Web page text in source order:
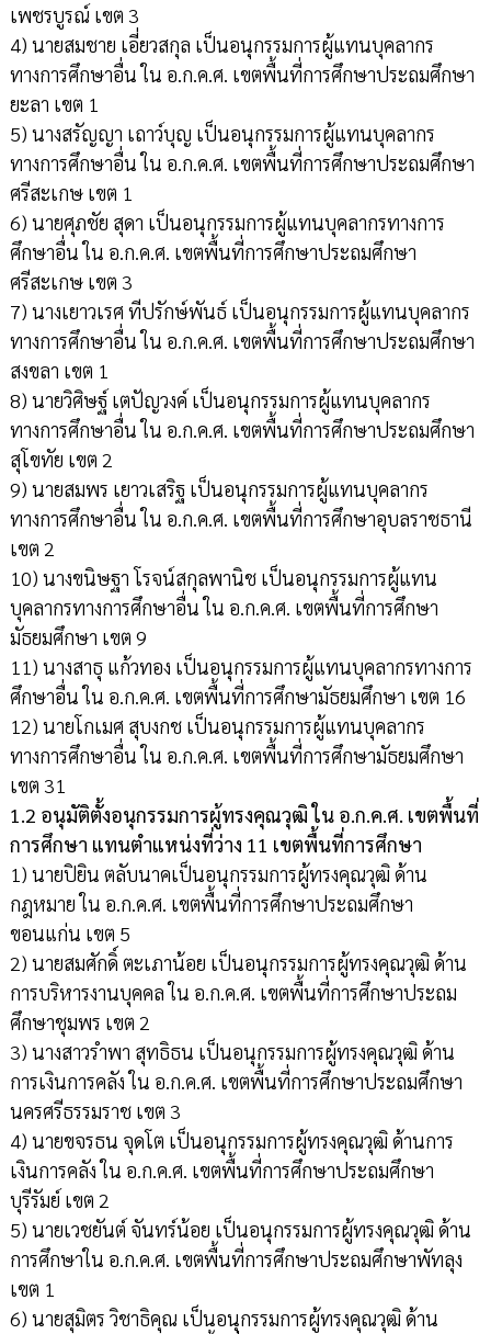
เพชรบูรณ์ เขต 3
4) นายสมชาย เอี่ยวสกุล เป็นอนุกรรมการผู้แทนบุคลากร
ทางการศึกษาอื่น ใน อ.ก.ค.ศ. เขตพื้นที่การศึกษาประถมศึกษา
ยะลา เขต 1
5) นางสรัญญา เถาว์บุญ เป็นอนุกรรมการผู้แทนบุคลากร
ทางการศึกษาอื่น ใน อ.ก.ค.ศ. เขตพื้นที่การศึกษาประถมศึกษา
ศรีสะเกษ เขต 1
6) นายศุภชัย สุดา เป็นอนุกรรมการผู้แทนบุคลากรทางการ
ศึกษาอื่น ใน อ.ก.ค.ศ. เขตพื้นที่การศึกษาประถมศึกษา
ศรีสะเกษ เขต 3
7) นางเยาวเรศ ทีปรักษ์พันธ์ เป็นอนุกรรมการผู้แทนบุคลากร
ทางการศึกษาอื่น ใน อ.ก.ค.ศ. เขตพื้นที่การศึกษาประถมศึกษา
สงขลา เขต 1
8) นายวิศิษฐ์ เตปัญวงค์ เป็นอนุกรรมการผู้แทนบุคลากร
ทางการศึกษาอื่น ใน อ.ก.ค.ศ. เขตพื้นที่การศึกษาประถมศึกษา
สุโขทัย เขต 2
9) นายสมพร เยาวเสริฐ เป็นอนุกรรมการผู้แทนบุคลากร
ทางการศึกษาอื่น ใน อ.ก.ค.ศ. เขตพื้นที่การศึกษาอุบลราชธานี
เขต 2
10) นางขนิษฐา โรจน์สกุลพานิช เป็นอนุกรรมการผู้แทน
บุคลากรทางการศึกษาอื่น ใน อ.ก.ค.ศ. เขตพื้นที่การศึกษา
มัธยมศึกษา เขต 9
11) นางสาธุ แก้วทอง เป็นอนุกรรมการผู้แทนบุคลากรทางการ
ศึกษาอื่น ใน อ.ก.ค.ศ. เขตพื้นที่การศึกษามัธยมศึกษา เขต 16
12) นายโกเมศ สุบงกช เป็นอนุกรรมการผู้แทนบุคลากร
ทางการศึกษาอื่น ใน อ.ก.ค.ศ. เขตพื้นที่การศึกษามัธยมศึกษา
เขต 31
1.2 อนุมัติตั้งอนุกรรมการผู้ทรงคุณวุฒิ ใน อ.ก.ค.ศ. เขตพื้นที่
การศึกษา แทนตำแหน่งที่ว่าง 11 เขตพื้นที่การศึกษา
1) นายปิยิน ตลับนาคเป็นอนุกรรมการผู้ทรงคุณวุฒิ ด้าน
กฎหมาย ใน อ.ก.ค.ศ. เขตพื้นที่การศึกษาประถมศึกษา
ขอนแก่น เขต 5
2) นายสมศักดิ์ ตะเภาน้อย เป็นอนุกรรมการผู้ทรงคุณวุฒิ ด้าน
การบริหารงานบุคคล ใน อ.ก.ค.ศ. เขตพื้นที่การศึกษาประถม
ศึกษาชุมพร เขต 2
3) นางสาวรำพา สุทธิธน เป็นอนุกรรมการผู้ทรงคุณวุฒิ ด้าน
การเงินการคลัง ใน อ.ก.ค.ศ. เขตพื้นที่การศึกษาประถมศึกษา
นครศรีธรรมราช เขต 3
4) นายขจรธน จุดโต เป็นอนุกรรมการผู้ทรงคุณวุฒิ ด้านการ
เงินการคลัง ใน อ.ก.ค.ศ. เขตพื้นที่การศึกษาประถมศึกษา
บุรีรัมย์ เขต 2
5) นายเวชยันต์ จันทร์น้อย เป็นอนุกรรมการผู้ทรงคุณวุฒิ ด้าน
การศึกษาใน อ.ก.ค.ศ. เขตพื้นที่การศึกษาประถมศึกษาพัทลุง
เขต 1
6) นายสุมิตร วิชาธิคุณ เป็นอนุกรรมการผู้ทรงคุณวุฒิ ด้าน